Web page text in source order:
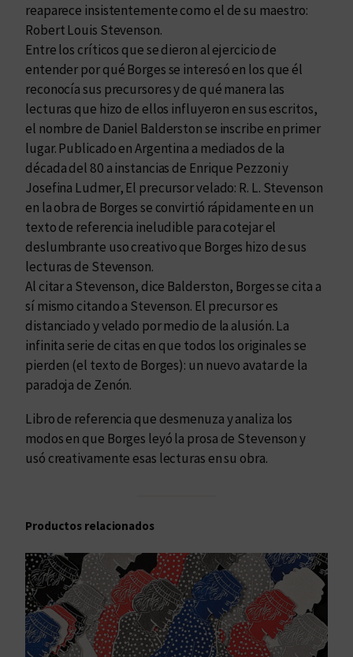
reaparece insistentemente como el de su maestro:
Robert Louis Stevenson.
Entre los críticos que se dieron al ejercicio de
entender por qué Borges se interesó en los que él
reconocía sus precursores y de qué manera las
lecturas que hizo de ellos influyeron en sus escritos,
el nombre de Daniel Balderston se inscribe en primer
lugar. Publicado en Argentina a mediados de la
década del 80 a instancias de Enrique Pezzoni y
Josefina Ludmer, El precursor velado: R. L. Stevenson
en la obra de Borges se convirtió rápidamente en un
texto de referencia ineludible para cotejar el
deslumbrante uso creativo que Borges hizo de sus
lecturas de Stevenson.
Al citar a Stevenson, dice Balderston, Borges se cita a
sí mismo citando a Stevenson. El precursor es
distanciado y velado por medio de la alusión. La
infinita serie de citas en que todos los originales se
pierden (el texto de Borges): un nuevo avatar de la
paradoja de Zenón.
Libro de referencia que desmenuza y analiza los
modos en que Borges leyó la prosa de Stevenson y
usó creativamente esas lecturas en su obra.
Productos relacionados